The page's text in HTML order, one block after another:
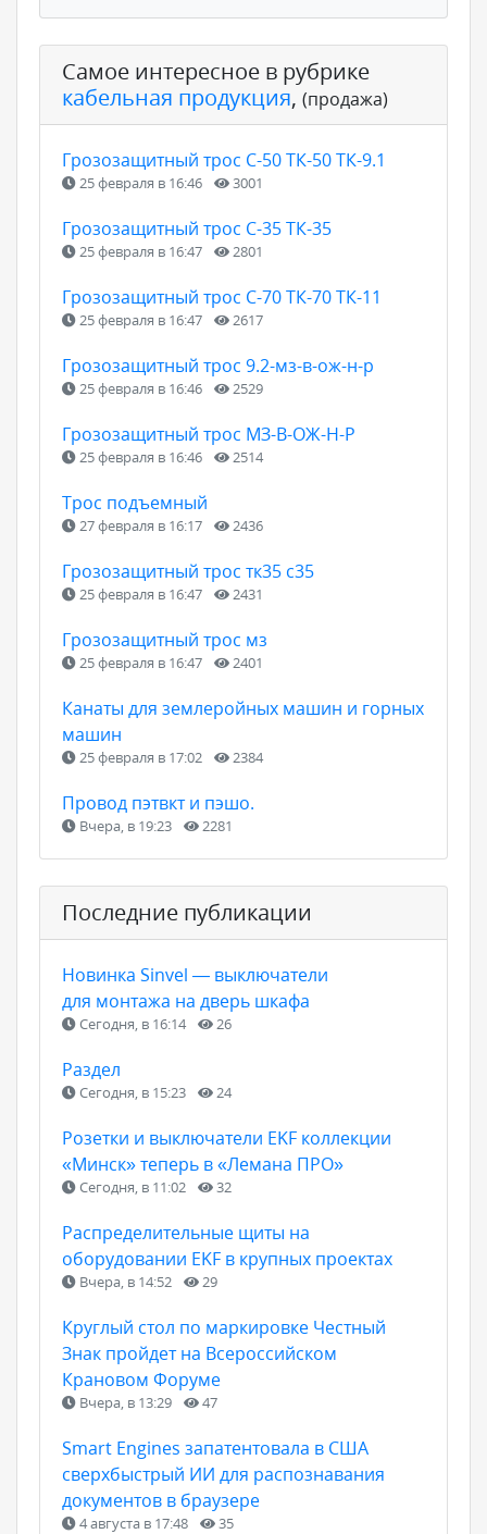
Самое интересное в рубрике
кабельная продукция, (продажа)
Грозозащитный трос С-50 ТК-50 ТК-9.1
25 февраля в 16:46 3001
Грозозащитный трос С-35 ТК-35
25 февраля в 16:47 2801
Грозозащитный трос С-70 ТК-70 ТК-11
25 февраля в 16:47 2617
Грозозащитный трос 9.2-мз-в-ож-н-р
25 февраля в 16:46 2529
Грозозащитный трос МЗ-В-ОЖ-Н-Р
25 февраля в 16:46 2514
Трос подъемный
27 февраля в 16:17 2436
Грозозащитный трос тк35 с35
25 февраля в 16:47 2431
Грозозащитный трос мз
25 февраля в 16:47 2401
Канаты для землеройных машин и горных
машин
25 февраля в 17:02 2384
Провод пэтвкт и пэшо.
Вчера, в 19:23 2281
Последние публикации
Новинка Sinvel — выключатели
для монтажа на дверь шкафа
Сегодня, в 16:14 26
Раздел
Сегодня, в 15:23 24
Розетки и выключатели EKF коллекции
«Минск» теперь в «Лемана ПРО»
Сегодня, в 11:02 32
Распределительные щиты на
оборудовании EKF в крупных проектах
Вчера, в 14:52 29
Круглый стол по маркировке Честный
Знак пройдет на Всероссийском
Крановом Форуме
Вчера, в 13:29 47
Smart Engines запатентовала в США
сверхбыстрый ИИ для распознавания
документов в браузере
4 августа в 17:48 35